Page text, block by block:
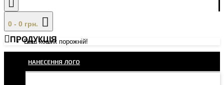
0 - 0 грн.
Ваш кошик порожній!
ПРОДУКЦІЯ
НАНЕСЕННЯ ЛОГО